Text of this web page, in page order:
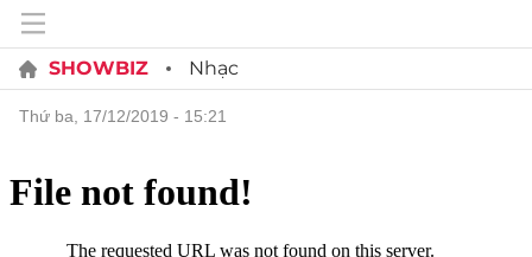
SHOWBIZ Nhạc
thứ ba, 17/12/2019 - 15:21